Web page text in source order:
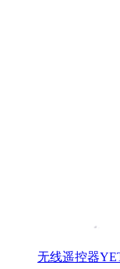
无线遥控器